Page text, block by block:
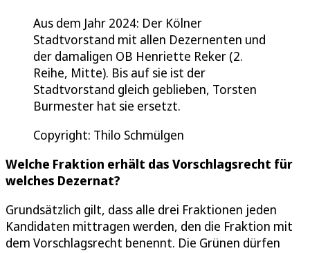
Aus dem Jahr 2024: Der Kölner
Stadtvorstand mit allen Dezernenten und
der damaligen OB Henriette Reker (2.
Reihe, Mitte). Bis auf sie ist der
Stadtvorstand gleich geblieben, Torsten
Burmester hat sie ersetzt.
Copyright: Thilo Schmülgen
Welche Fraktion erhält das Vorschlagsrecht für
welches Dezernat?
Grundsätzlich gilt, dass alle drei Fraktionen jeden
Kandidaten mittragen werden, den die Fraktion mit
dem Vorschlagsrecht benennt. Die Grünen dürfen